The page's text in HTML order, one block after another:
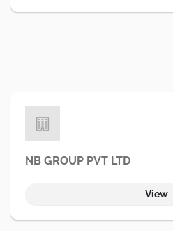
NB GROUP PVT LTD
View